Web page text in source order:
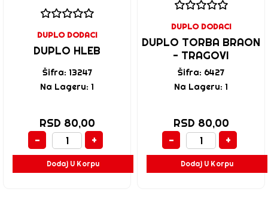
DUPLO DODACI
DUPLO HLEB
Šifra: 13247
Na Lageru: 1
RSD 80,00
-
+
Dodaj U Korpu
DUPLO DODACI
DUPLO TORBA BRAON
- TRAGOVI
Šifra: 6427
Na Lageru: 1
RSD 80,00
-
+
Dodaj U Korpu